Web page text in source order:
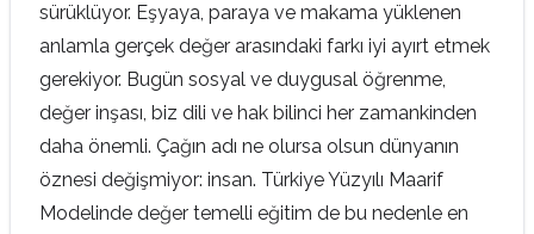
sürüklüyor. Eşyaya, paraya ve makama yüklenen
anlamla gerçek değer arasındaki farkı iyi ayırt etmek
gerekiyor. Bugün sosyal ve duygusal öğrenme,
değer inşası, biz dili ve hak bilinci her zamankinden
daha önemli. Çağın adı ne olursa olsun dünyanın
öznesi değişmiyor: insan. Türkiye Yüzyılı Maarif
Modelinde değer temelli eğitim de bu nedenle en